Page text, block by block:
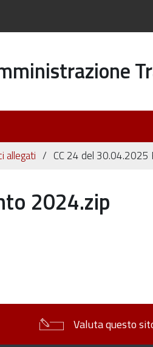
allegati CC 24 del
2024.zip
Valuta questo